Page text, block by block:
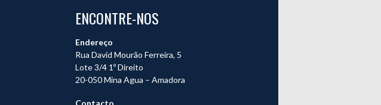
ENCONTRE-NOS
Endereço
Rua David Mourão Ferreira, 5
Lote 3/4 1º Direito
20-050 Mina Agua – Amadora
Contacto